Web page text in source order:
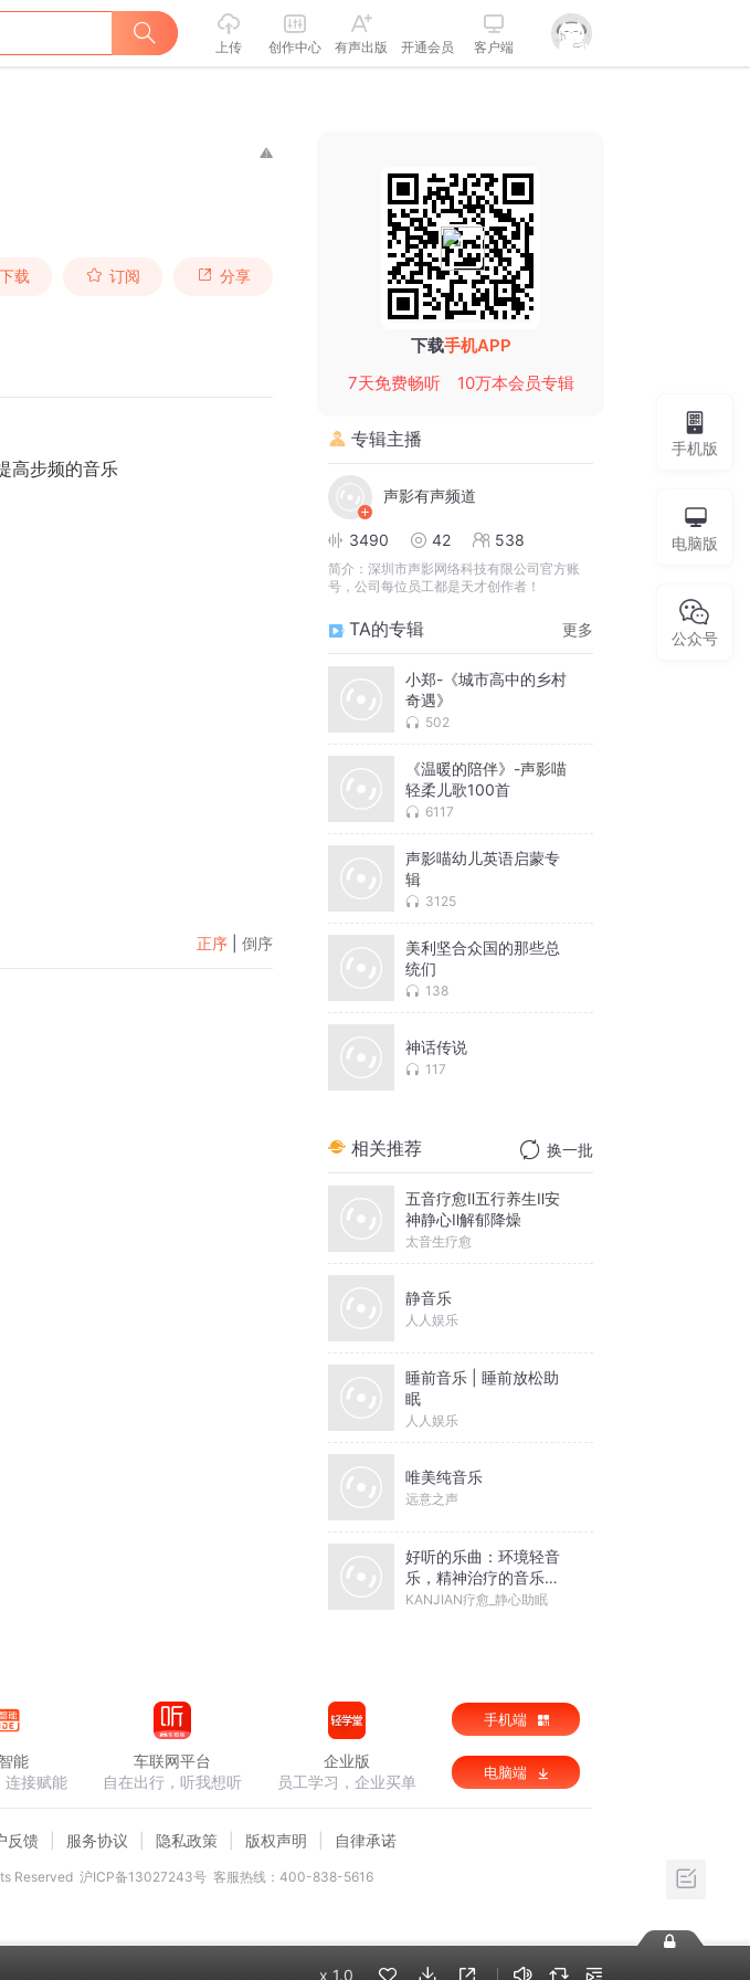
上传 创作中心 有声出版 开通会员 客户端
下载 订阅 分享
高步频的音乐
正序 倒序
下载手机APP
7天免费畅听
10万本会员专辑
专辑主播
声影有声频道
3490 42 538
简介： 深圳市声影网络科技有限公司官方账
号，公司每位员工都是天才创作者！
TA的专辑 更多
小郑-《城市高中的乡村
奇遇》
502
《温暖的陪伴》-声影喵
轻柔儿歌100首
6117
声影喵幼儿英语启蒙专
辑
3125
美利坚合众国的那些总
统们
138
神话传说
117
相关推荐 换一批
五音疗愈Ⅱ五行养生Ⅱ安
神静心Ⅱ解郁降燥
太音生疗愈
静音乐
人人娱乐
睡前音乐 | 睡前放松助
眠
人人娱乐
唯美纯音乐
远意之声
好听的乐曲：环境轻音
乐，精神治疗的音乐，
疗愈的音乐，器乐歌曲
KANJIAN疗愈_静心助眠
手机版
电脑版
公众号
x 1.0
能
连接赋能
车联网平台
自在出行，听我想听
企业版
员工学习，企业买单
手机端
电脑端
反馈 服务协议 隐私政策 版权声明 自律承诺
Reserved 沪ICP备13027243号 客服热线：400-838-5616